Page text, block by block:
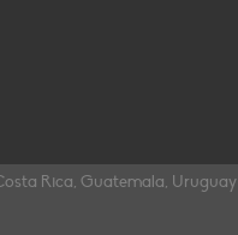
Rica, Guatemala, Uruguay